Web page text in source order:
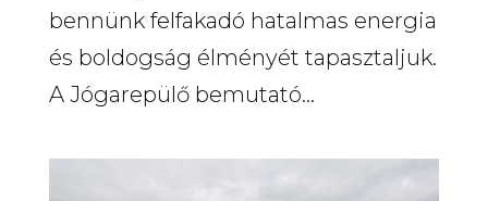
bennünk felfakadó hatalmas energia
és boldogság élményét tapasztaljuk.
A Jógarepülő bemutató...